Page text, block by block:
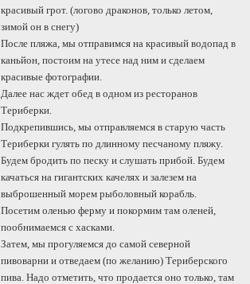
красивый грот. (логово драконов, только летом,
зимой он в снегу)
После пляжа, мы отправимся на красивый водопад в
каньйон, постоим на утесе над ним и сделаем
красивые фотографии.
Далее нас ждет обед в одном из ресторанов
Териберки.
Подкрепившись, мы отправляемся в старую часть
Териберки гулять по длинному песчаному пляжу.
Будем бродить по песку и слушать прибой. Будем
качаться на гигантских качелях и залезем на
выброшенный морем рыболовный корабль.
Посетим оленью ферму и покормим там оленей,
пообнимаемся с хасками.
Затем, мы прогуляемся до самой северной
пивоварни и отведаем (по желанию) Териберского
пива. Надо отметить, что продается оно только, там